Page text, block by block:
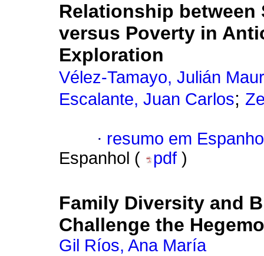
Relationship
versus Poverty in
Exploration
Vélez-Tamayo, Julián
Escalante, Juan Carlos;
· resumo em
Espanhol (
pdf )
Family Diversity and
Challenge the
Gil Ríos, Ana María